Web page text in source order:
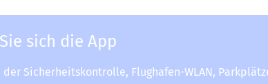
sich die App
Sicherheitskontrolle, Flughafen-WLAN,